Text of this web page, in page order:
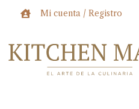
Mi cuenta / Registro